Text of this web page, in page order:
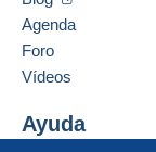
vendedor al
cláusulas
nulas. Las
Contactar
Agenda
Foro
Vídeos
Ayuda